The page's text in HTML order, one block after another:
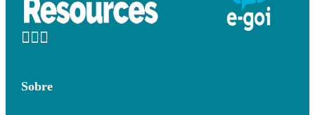
Sobre